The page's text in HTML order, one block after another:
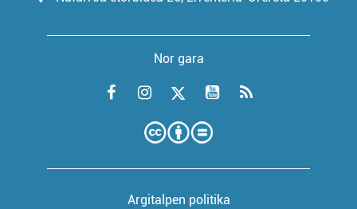
Nor gara
Argitalpen politika